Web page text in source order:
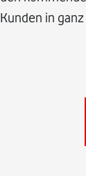
Kunden in